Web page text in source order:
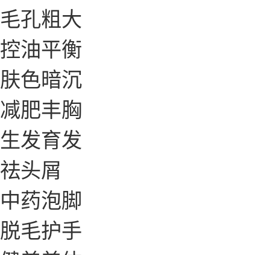
毛孔粗大
控油平衡
肤色暗沉
减肥丰胸
生发育发
祛头屑
中药泡脚
脱毛护手